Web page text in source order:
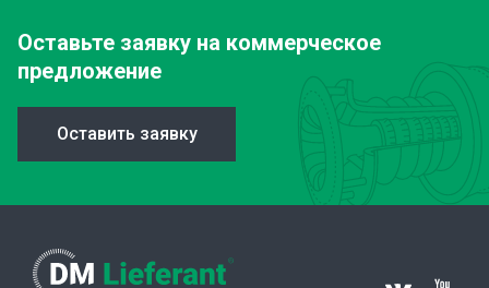
Оставьте заявку на коммерческое
предложение
Оставить заявку